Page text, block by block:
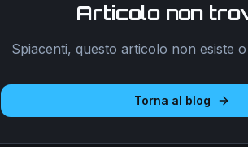
Articolo non
Spiacenti, questo articolo non esiste
Torna al blog